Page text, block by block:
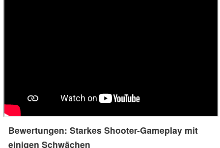
Bewertungen: Starkes Shooter-Gameplay mit
einigen Schwächen